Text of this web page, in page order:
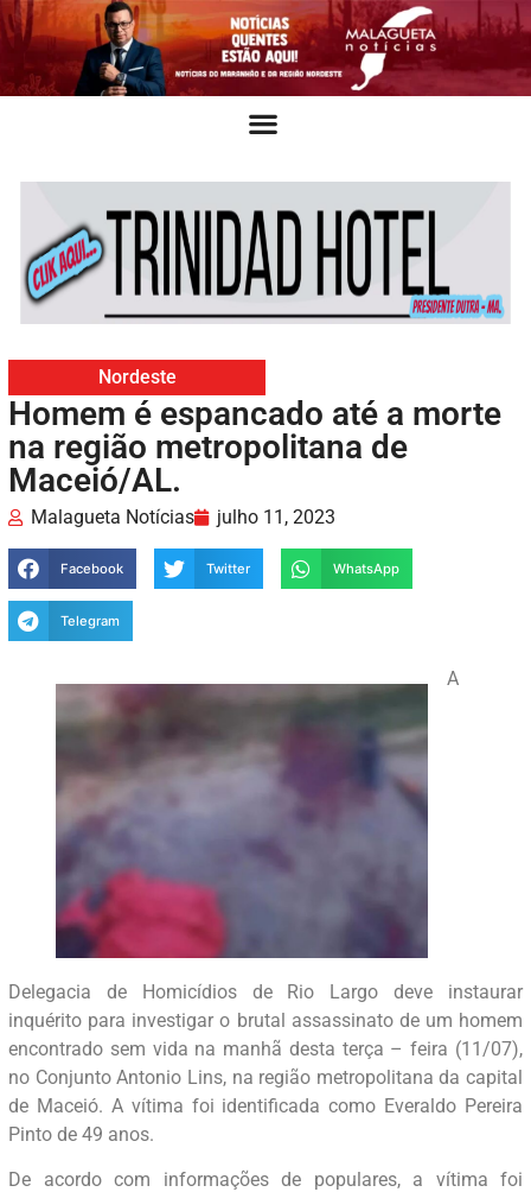
Nordeste
Homem é espancado até a morte
na região metropolitana de
Maceió/AL.
Malagueta Notícias julho 11, 2023
Facebook Twitter WhatsApp
Telegram
A
Delegacia de Homicídios de Rio Largo deve instaurar
inquérito para investigar o brutal assassinato de um homem
encontrado sem vida na manhã desta terça – feira (11/07),
no Conjunto Antonio Lins, na região metropolitana da capital
de Maceió. A vítima foi identificada como Everaldo Pereira
Pinto de 49 anos.
De acordo com informações de populares, a vítima foi